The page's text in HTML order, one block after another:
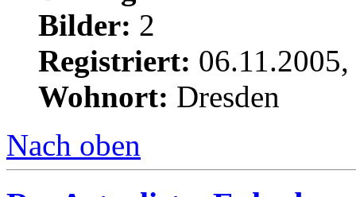
Bilder: 2
Registriert:
Wohnort: Dresden
Nach oben